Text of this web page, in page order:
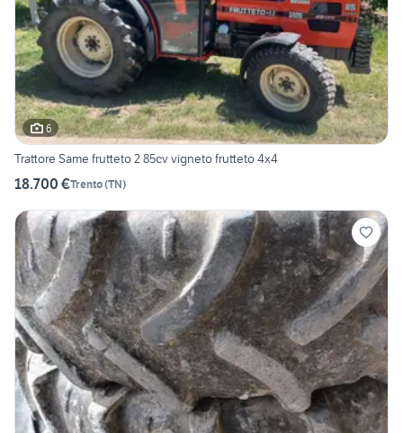
6
Trattore Same frutteto 2 85cv vigneto frutteto 4x4
18.700 €Trento(TN)